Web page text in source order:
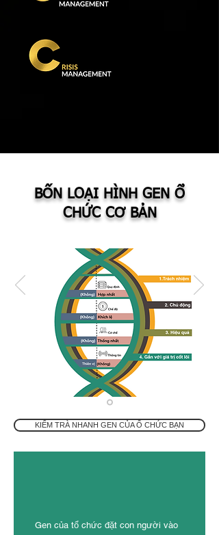
VẤN ĐỀ
CHÍNH
BỐN LOẠI HÌNH GEN Ổ
CHỨC CƠ BẢN
KIỂM TRÀ NHANH GEN CỦA Ổ CHỨC BẠN
Gen của tổ chức đặt con người vào